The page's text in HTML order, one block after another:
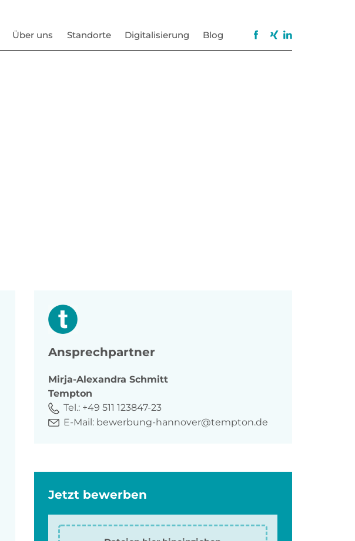
Über uns Standorte Digitalisierung Blog
Ansprechpartner
Mirja-Alexandra Schmitt
Tempton
Tel.: +49 511 123847-23
E-Mail: bewerbung-hannover@tempton.de
Jetzt bewerben